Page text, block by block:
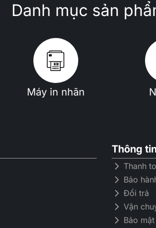
Danh mục sản
Máy in nhãn
Thông
Thanh
Bảo
Đổi trả
Vận
Bảo mật